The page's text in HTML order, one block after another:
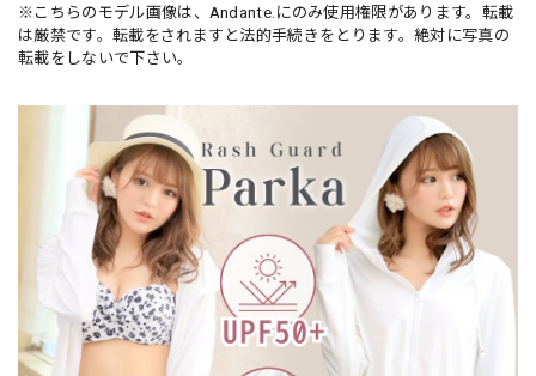
※こちらのモデル画像は、Andante.にのみ使用権限があります。転載
は厳禁です。転載をされますと法的手続きをとります。絶対に写真の
転載をしないで下さい。